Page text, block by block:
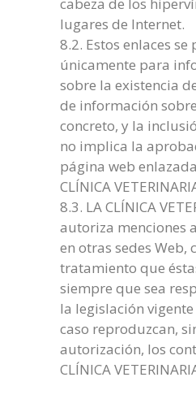
lugares de Internet.
8.2. Estos enlaces
únicamente para
sobre la existencia
de información
concreto, y la
no implica la
página web
CLÍNICA
8.3. LA CLÍNICA
autoriza menciones
en otras sedes Web,
tratamiento que
siempre que sea
la legislación
caso reproduzcan,
autorización, los
CLÍNICA